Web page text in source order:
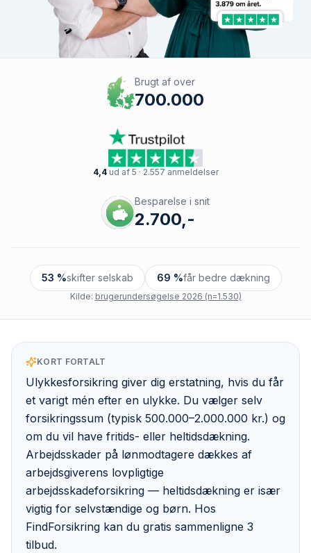
Brugt af over
700.000
4,4ud af 5 · 2.557 anmeldelser
Besparelse i snit
2.700,-
53 %skifter selskab 69 %får bedre dækning
Kilde: brugerundersøgelse 2026 (n=1.530)
KORT FORTALT
Ulykkesforsikring giver dig erstatning, hvis du får
et varigt mén efter en ulykke. Du vælger selv
forsikringssum (typisk 500.000–2.000.000 kr.) og
om du vil have fritids- eller heltidsdækning.
Arbejdsskader på lønmodtagere dækkes af
arbejdsgiverens lovpligtige
arbejdsskadeforsikring — heltidsdækning er især
vigtig for selvstændige og børn. Hos
FindForsikring kan du gratis sammenligne 3
tilbud.